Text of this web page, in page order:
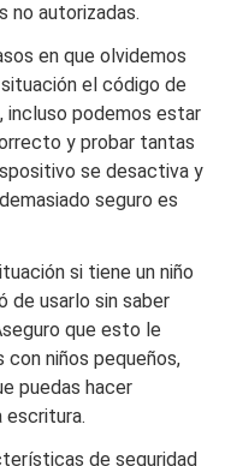
no autorizadas.
en que olvidemos
el código de
incluso podemos estar
y probar tantas
se desactiva y
seguro es
si tiene un niño
de usarlo sin saber
que esto le
con niños pequeños,
puedas hacer
escritura.
de seguridad